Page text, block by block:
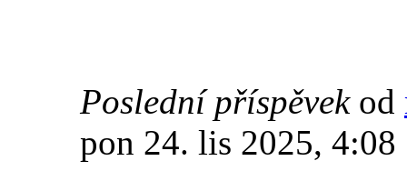
Poslední příspěvekod
pon 24. lis 2025, 4:08